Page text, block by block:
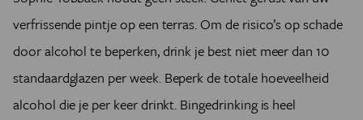
verfrissende pintje op een terras. Om de risico’s op schade
door alcohol te beperken, drink je best niet meer dan 10
standaardglazen per week. Beperk de totale hoeveelheid
alcohol die je per keer drinkt. Bingedrinking is heel